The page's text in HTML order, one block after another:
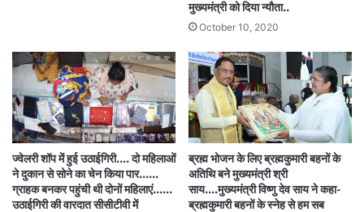
मुख्यमंत्री को दिया न्यौता..
October 10, 2020
ज्वेलरी शॉप में हुई उठाईगिरी…. दो महिलाओं
ने दुकान से सोने का चेन किया पार……
ग्राहक बनकर पहुंची थी दोनों महिलाएं……
उठाईगिरी की वारदात सीसीटीवी में
ब्रह्म भोजन के लिए ब्रह्मकुमारी बहनों के
अतिथि बने मुख्यमंत्री श्री
साय….मुख्यमंत्री विष्णु देव साय ने कहा-
ब्रह्मकुमारी बहनों के स्नेह से हम सब